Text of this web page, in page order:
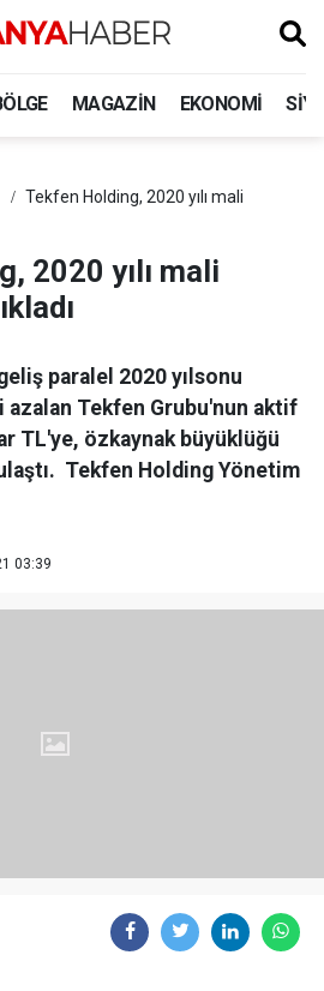
MAGAZIN EKONOMI
Tekfen Holding, 2020 yılı mali
2020 yılı mali
paralel 2020 yılsonu
azalan Tekfen Grubu'nun aktif
TL'ye, özkaynak büyüklüğü
Tekfen Holding Yönetim
03:39